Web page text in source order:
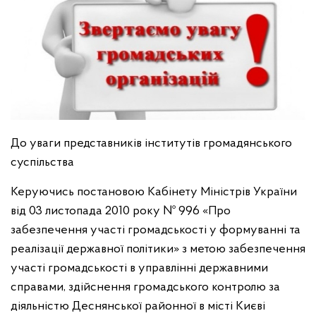
До уваги представників інститутів громадянського
суспільства
Керуючись постановою Кабінету Міністрів України
від 03 листопада 2010 року № 996 «Про
забезпечення участі громадськості у формуванні та
реалізації державної політики» з метою забезпечення
участі громадськості в управлінні державними
справами, здійснення громадського контролю за
діяльністю Деснянської районної в місті Києві